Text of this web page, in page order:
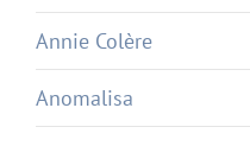
Annie Colère
Anomalisa